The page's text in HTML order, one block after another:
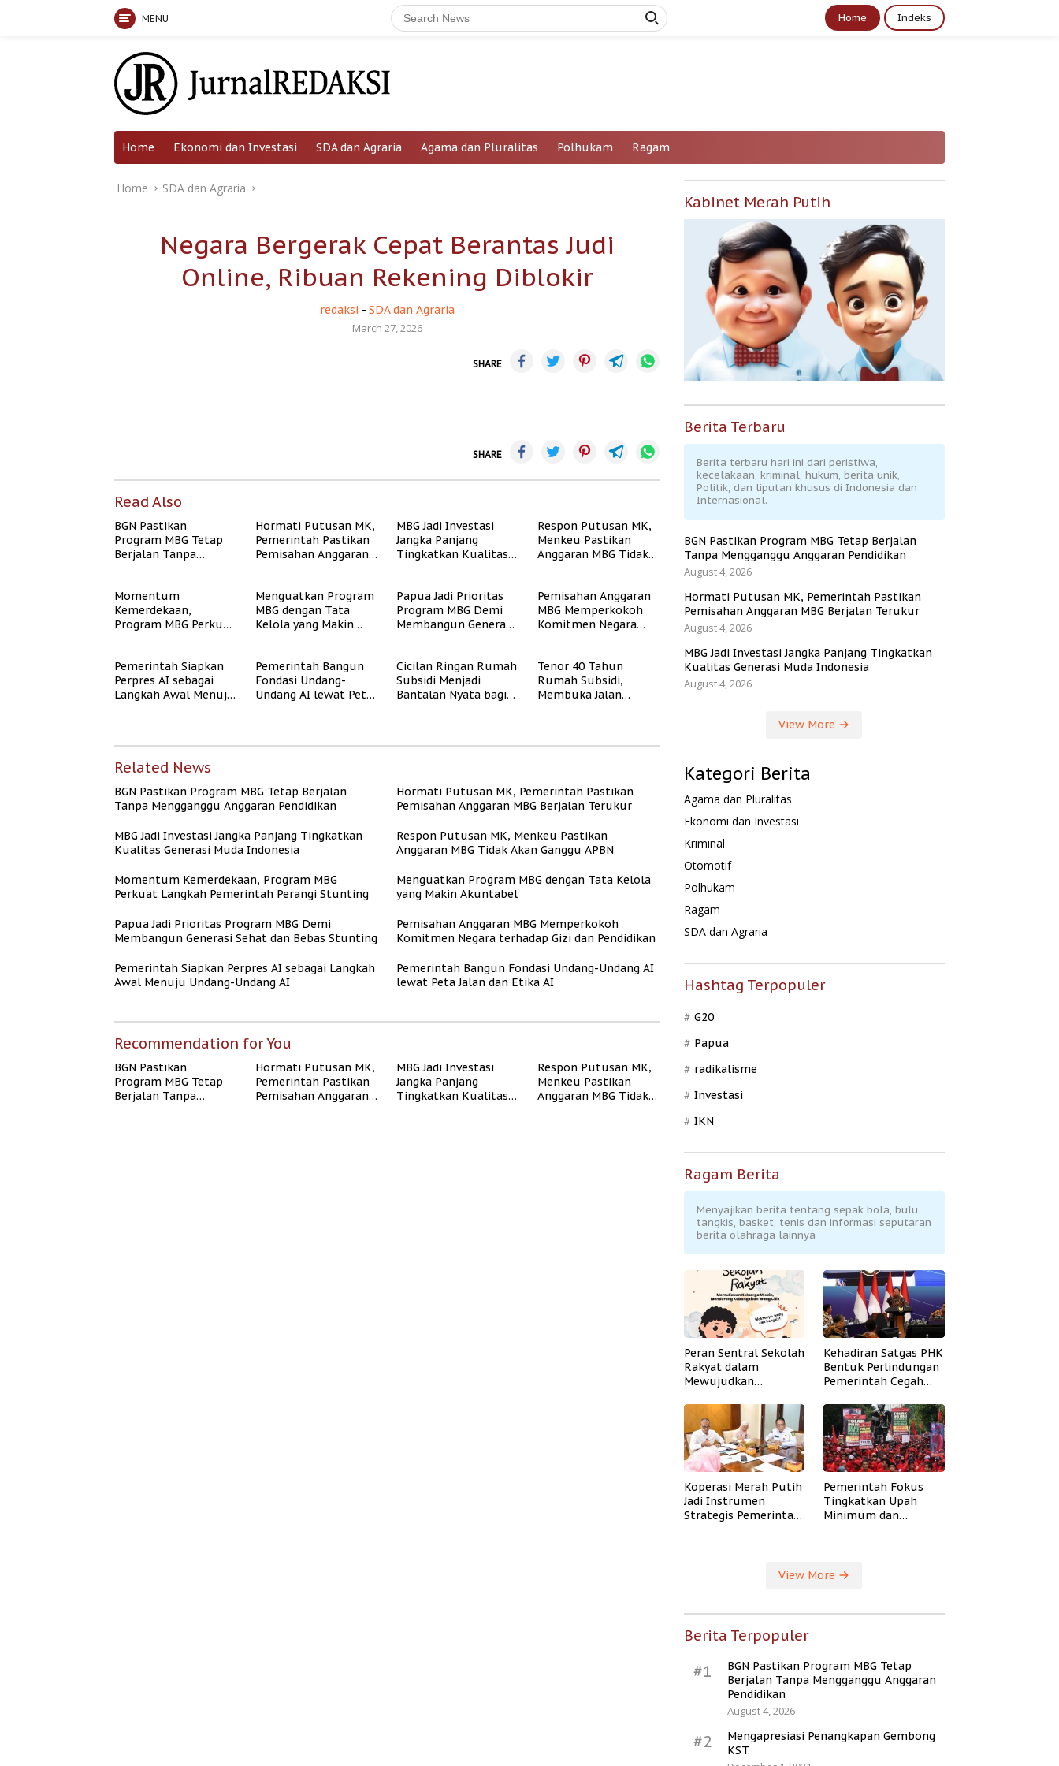
MENU Home Indeks
Home Ekonomi dan Investasi SDA dan Agraria Agama dan Pluralitas Polhukam Ragam
Home SDA dan Agraria
Negara Bergerak Cepat Berantas Judi
Online, Ribuan Rekening Diblokir
redaksi - SDA dan Agraria
March 27, 2026
SHARE
SHARE
Read Also
BGN Pastikan
Program MBG Tetap
Berjalan Tanpa
Hormati Putusan MK,
Pemerintah Pastikan
Pemisahan Anggaran
MBG Jadi Investasi
Jangka Panjang
Tingkatkan Kualitas
Respon Putusan MK,
Menkeu Pastikan
Anggaran MBG Tidak
Momentum
Kemerdekaan,
Program MBG Perkuat
Menguatkan Program
MBG dengan Tata
Kelola yang Makin
Papua Jadi Prioritas
Program MBG Demi
Membangun Generasi
Pemisahan Anggaran
MBG Memperkokoh
Komitmen Negara
Pemerintah Siapkan
Perpres AI sebagai
Langkah Awal Menuju
Pemerintah Bangun
Fondasi Undang-
Undang AI lewat Peta
Cicilan Ringan Rumah
Subsidi Menjadi
Bantalan Nyata bagi
Tenor 40 Tahun
Rumah Subsidi,
Membuka Jalan
Related News
BGN Pastikan Program MBG Tetap Berjalan
Tanpa Mengganggu Anggaran Pendidikan
Hormati Putusan MK, Pemerintah Pastikan
Pemisahan Anggaran MBG Berjalan Terukur
MBG Jadi Investasi Jangka Panjang Tingkatkan
Kualitas Generasi Muda Indonesia
Respon Putusan MK, Menkeu Pastikan
Anggaran MBG Tidak Akan Ganggu APBN
Momentum Kemerdekaan, Program MBG
Perkuat Langkah Pemerintah Perangi Stunting
Menguatkan Program MBG dengan Tata Kelola
yang Makin Akuntabel
Papua Jadi Prioritas Program MBG Demi
Membangun Generasi Sehat dan Bebas Stunting
Pemisahan Anggaran MBG Memperkokoh
Komitmen Negara terhadap Gizi dan Pendidikan
Pemerintah Siapkan Perpres AI sebagai Langkah
Awal Menuju Undang-Undang AI
Pemerintah Bangun Fondasi Undang-Undang AI
lewat Peta Jalan dan Etika AI
Recommendation for You
BGN Pastikan
Program MBG Tetap
Berjalan Tanpa
Hormati Putusan MK,
Pemerintah Pastikan
Pemisahan Anggaran
MBG Jadi Investasi
Jangka Panjang
Tingkatkan Kualitas
Respon Putusan MK,
Menkeu Pastikan
Anggaran MBG Tidak
Kabinet Merah Putih
Berita Terbaru
Berita terbaru hari ini dari peristiwa,
kecelakaan, kriminal, hukum, berita unik,
Politik, dan liputan khusus di Indonesia dan
Internasional.
BGN Pastikan Program MBG Tetap Berjalan
Tanpa Mengganggu Anggaran Pendidikan
August 4, 2026
Hormati Putusan MK, Pemerintah Pastikan
Pemisahan Anggaran MBG Berjalan Terukur
August 4, 2026
MBG Jadi Investasi Jangka Panjang Tingkatkan
Kualitas Generasi Muda Indonesia
August 4, 2026
View More
Kategori Berita
Agama dan Pluralitas
Ekonomi dan Investasi
Kriminal
Otomotif
Polhukam
Ragam
SDA dan Agraria
Hashtag Terpopuler
G20
Papua
radikalisme
Investasi
IKN
Ragam Berita
Menyajikan berita tentang sepak bola, bulu
tangkis, basket, tenis dan informasi seputaran
berita olahraga lainnya
Peran Sentral Sekolah
Rakyat dalam
Mewujudkan
Kehadiran Satgas PHK
Bentuk Perlindungan
Pemerintah Cegah
Koperasi Merah Putih
Jadi Instrumen
Strategis Pemerintah
Pemerintah Fokus
Tingkatkan Upah
Minimum dan
View More
Berita Terpopuler
#1
BGN Pastikan Program MBG Tetap
Berjalan Tanpa Mengganggu Anggaran
Pendidikan
August 4, 2026
#2
Mengapresiasi Penangkapan Gembong
KST